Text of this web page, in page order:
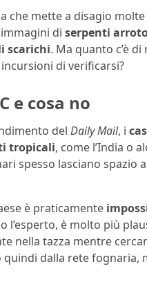
che mette a disagio
di serpenti
scarichi. Ma quanto c’è
di verificarsi?
e cosa no
del Daily Mail, i
tropicali, come l’India o
spesso lasciano spazio
è praticamente
l’esperto, è molto più
nella tazza mentre
dalla rete fognaria,